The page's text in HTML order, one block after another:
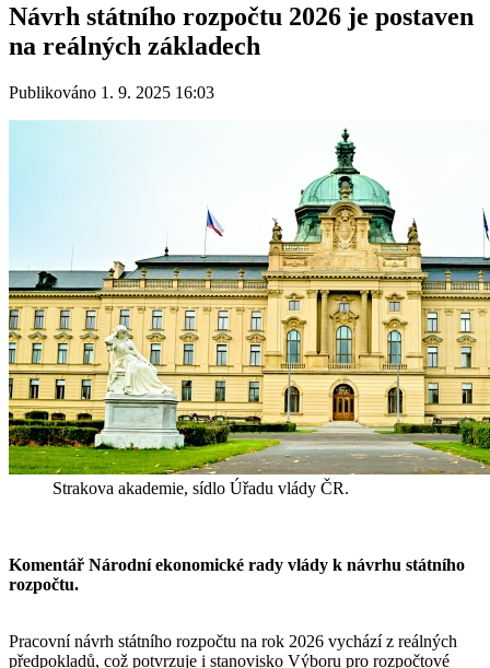
Návrh státního rozpočtu 2026 je postaven
na reálných základech
Publikováno 1. 9. 2025 16:03
Strakova akademie, sídlo Úřadu vlády ČR.
Komentář Národní ekonomické rady vlády k návrhu státního
rozpočtu.
Pracovní návrh státního rozpočtu na rok 2026 vychází z reálných
předpokladů, což potvrzuje i stanovisko Výboru pro rozpočtové